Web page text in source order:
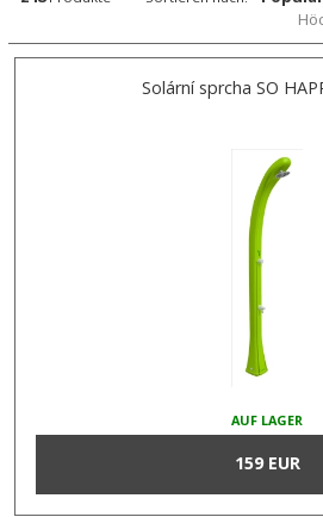
Solární sprcha SO
AUF LAGER
159 EUR